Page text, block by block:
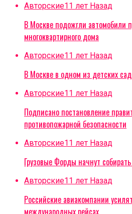
Авторские11 лет Назад
В Москве подожгли автомобили
многоквартирного дома
Авторские11 лет Назад
В Москве в одном из детских
Авторские11 лет Назад
Подписано постановление
противопожарной безопасности
Авторские11 лет Назад
Грузовые Форды начнут
Авторские11 лет Назад
Российские авиакомпании
международных рейсах